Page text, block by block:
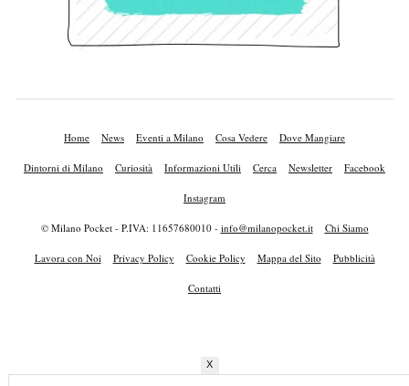
Home News Eventi a Milano Cosa Vedere Dove Mangiare
Dintorni di Milano Curiosità Informazioni Utili Cerca Newsletter Facebook
Instagram
© Milano Pocket - P.IVA: 11657680010 - info@milanopocket.it Chi Siamo
Lavora con Noi Privacy Policy Cookie Policy Mappa del Sito Pubblicità
Contatti
X